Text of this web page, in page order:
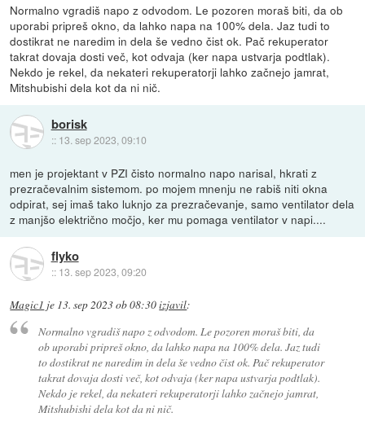
Normalno vgradiš napo z odvodom. Le pozoren moraš biti, da ob
uporabi pripreš okno, da lahko napa na 100% dela. Jaz tudi to
dostikrat ne naredim in dela še vedno čist ok. Pač rekuperator
takrat dovaja dosti več, kot odvaja (ker napa ustvarja podtlak).
Nekdo je rekel, da nekateri rekuperatorji lahko začnejo jamrat,
Mitshubishi dela kot da ni nič.
borisk
:: 13. sep 2023, 09:10
men je projektant v PZI čisto normalno napo narisal, hkrati z
prezračevalnim sistemom. po mojem mnenju ne rabiš niti okna
odpirat, sej imaš tako luknjo za prezračevanje, samo ventilator dela
z manjšo električno močjo, ker mu pomaga ventilator v napi....
flyko
:: 13. sep 2023, 09:20
Magic1 je 13. sep 2023 ob 08:30izjavil:
Normalno vgradiš napo z odvodom. Le pozoren moraš biti, da
ob uporabi pripreš okno, da lahko napa na 100% dela. Jaz tudi
to dostikrat ne naredim in dela še vedno čist ok. Pač rekuperator
takrat dovaja dosti več, kot odvaja (ker napa ustvarja podtlak).
Nekdo je rekel, da nekateri rekuperatorji lahko začnejo jamrat,
Mitshubishi dela kot da ni nič.